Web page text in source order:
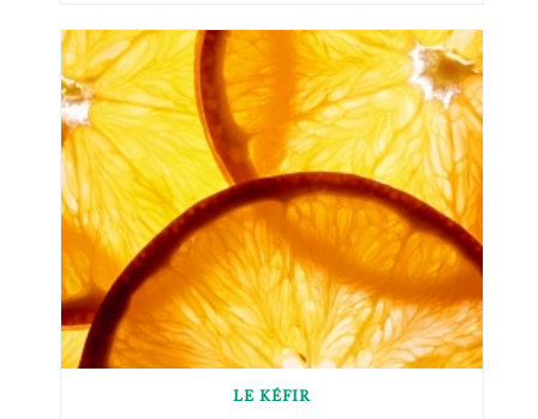
LE KÉFIR